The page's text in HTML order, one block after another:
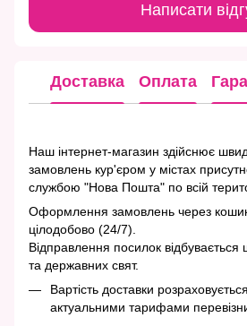
Написати
Доставка Оплата
Наш інтернет-магазин здійснює
замовлень кур'єром у містах
службою "Нова Пошта" по всій
Оформлення замовлень через
цілодобово (24/7).
Відправлення посилок відбувається
та державних свят.
Вартість доставки
актуальними тарифами